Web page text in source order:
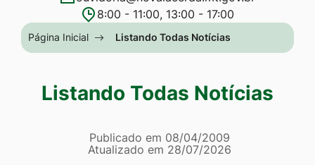
menu
[alt+2]
para
Rede
Social
Rede
Social
Rede
Social
8:00 - 11:00, 13:00 - 17:00
Seção
do
principal
Página Inicial Listando Todas Notícias
Listando Todas Notícias
Página Listando Todas
Informações
Publicado em 08/04/2009
Atualizado em 28/07/2026